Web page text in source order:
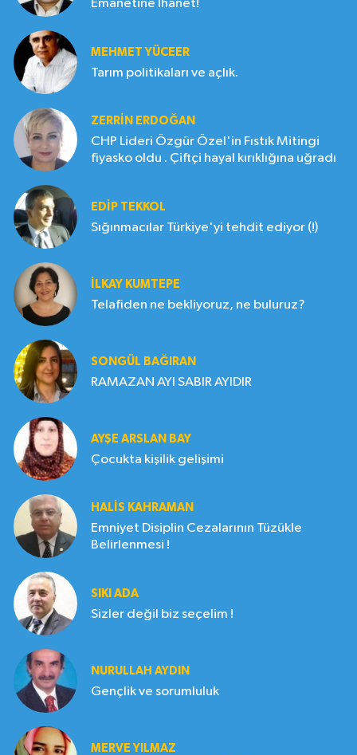
Emanetine İhanet!
MEHMET YÜCEER
Tarım politikaları ve açlık.
ZERRIN ERDOĞAN
CHP Lideri Özgür Özel'in Fıstık Mitingi
fiyasko oldu . Çiftçi hayal kırıklığına uğradı
EDIP TEKKOL
Sığınmacılar Türkiye'yi tehdit ediyor (!)
İLKAY KUMTEPE
Telafiden ne bekliyoruz, ne buluruz?
SONGÜL BAĞIRAN
RAMAZAN AYI SABIR AYIDIR
AYŞE ARSLAN BAY
Çocukta kişilik gelişimi
HALIS KAHRAMAN
Emniyet Disiplin Cezalarının Tüzükle
Belirlenmesi !
SIKI ADA
Sizler değil biz seçelim !
NURULLAH AYDIN
Gençlik ve sorumluluk
MERVE YILMAZ